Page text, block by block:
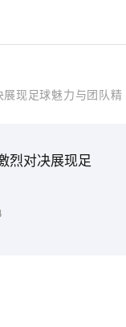
烈对决展现足